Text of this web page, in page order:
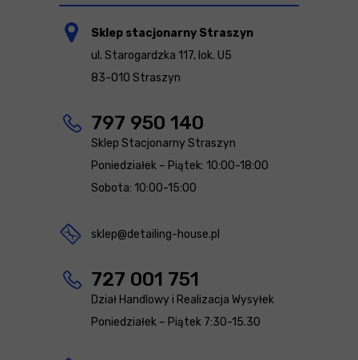
Sklep stacjonarny Straszyn
ul. Starogardzka 117, lok. U5
83-010 Straszyn
797 950 140
Sklep Stacjonarny Straszyn
Poniedziałek – Piątek: 10:00-18:00
Sobota: 10:00-15:00
sklep@detailing-house.pl
727 001 751
Dział Handlowy i Realizacja Wysyłek
Poniedziałek – Piątek 7:30-15.30